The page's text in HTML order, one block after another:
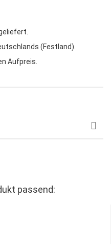
(Festland).
Aufpreis.
passend: